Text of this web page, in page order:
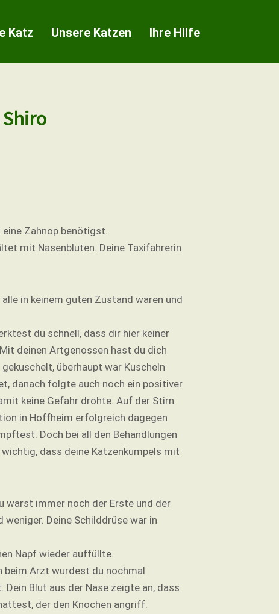
Katz Unsere Katzen Ihre Hilfe
Shiro
Zahnop benötigst.
mit Nasenbluten. Deine Taxifahrerin
in keinem guten Zustand waren und
du schnell, dass dir hier keiner
deinen Artgenossen hast du dich
überhaupt war Kuscheln
danach folgte auch noch ein positiver
keine Gefahr drohte. Auf der Stirn
in Hoffheim erfolgreich dagegen
Doch bei all den Behandlungen
dass deine Katzenkumpels mit
warst immer noch der Erste und der
Deine Schilddrüse war in
Napf wieder auffüllte.
beim Arzt wurdest du nochmal
Blut aus der Nase zeigte an, dass
der den Knochen angriff.